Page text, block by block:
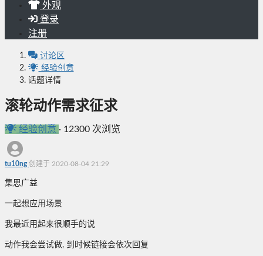
外观
登录
注册
讨论区
经验创意
话题详情
滚轮动作需求征求
经验创意 · 12300 次浏览
tu10ng创建于 2020-08-04 21:29
集思广益
一起想应用场景
我最近用起来很顺手的说
动作我会尝试做, 到时候链接会依次回复